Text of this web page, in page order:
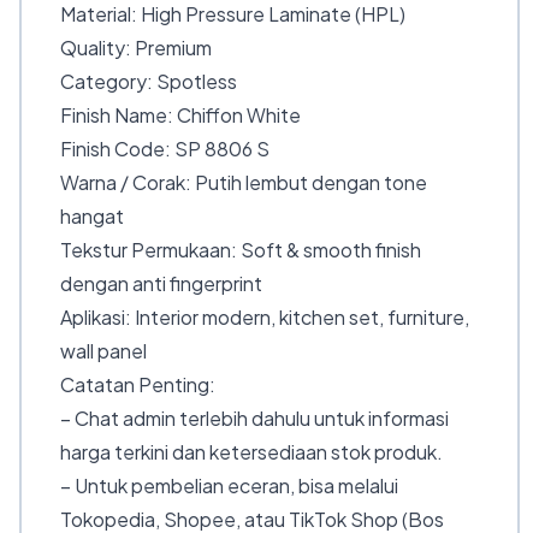
Material: High Pressure Laminate (HPL)
Quality: Premium
Category: Spotless
Finish Name: Chiffon White
Finish Code: SP 8806 S
Warna / Corak: Putih lembut dengan tone
hangat
Tekstur Permukaan: Soft & smooth finish
dengan anti fingerprint
Aplikasi: Interior modern, kitchen set, furniture,
wall panel
Catatan Penting:
– Chat admin terlebih dahulu untuk informasi
harga terkini dan ketersediaan stok produk.
– Untuk pembelian eceran, bisa melalui
Tokopedia, Shopee, atau TikTok Shop (Bos